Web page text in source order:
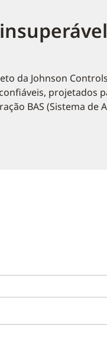
da Johnson
projetados
BAS (Sistema de